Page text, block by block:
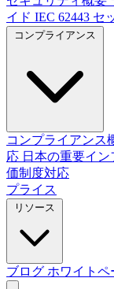
イド IEC 62443 セ
コンプライアンス
応 日本の重要イン
価制度対応
プライス
ブログ ホワイトペ